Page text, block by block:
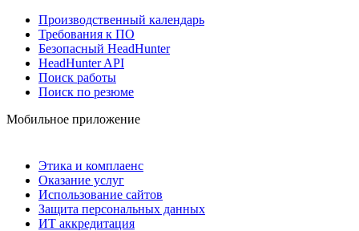
Производственный календарь
Требования к ПО
Безопасный HeadHunter
HeadHunter API
Поиск работы
Поиск по резюме
Мобильное приложение
Этика и комплаенс
Оказание услуг
Использование сайтов
Защита персональных данных
ИТ аккредитация